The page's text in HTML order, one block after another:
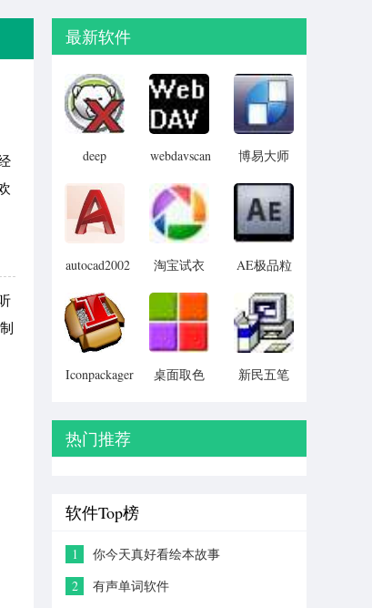
最新软件
deep
password
remover(冰
点还原密
码清除器)
webdavscan
(web漏洞
扫描软件)
博易大师
autocad2002
淘宝试衣
AE极品粒
(Trapcode
Particular)
Iconpackager
桌面取色
新民五笔
热门推荐
软件Top榜
1
你今天真好看绘本故事
2
有声单词软件